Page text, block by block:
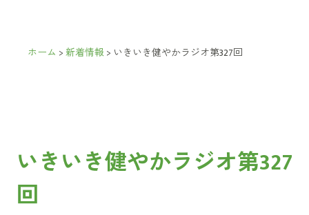
ホーム >新着情報> いきいき健やかラジオ第327回
いきいき健やかラジオ第327
回